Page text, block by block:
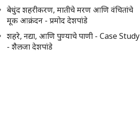
बेधुंद शहरीकरण, मातीचे मरण आणि वंचितांचे
मूक आक्रंदन - प्रमोद देशपांडे
शहरे, नद्या, आणि पुण्याचे पाणी - Case Study
- शैलजा देशपांडे